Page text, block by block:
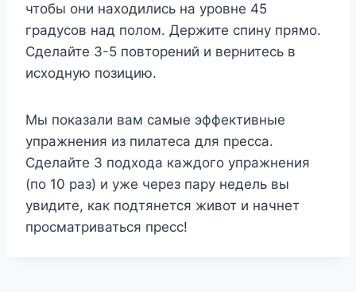
чтобы они находились на уровне 45
градусов над полом. Держите спину прямо.
Сделайте 3-5 повторений и вернитесь в
исходную позицию.
Мы показали вам самые эффективные
упражнения из пилатеса для пресса.
Сделайте 3 подхода каждого упражнения
(по 10 раз) и уже через пару недель вы
увидите, как подтянется живот и начнет
просматриваться пресс!